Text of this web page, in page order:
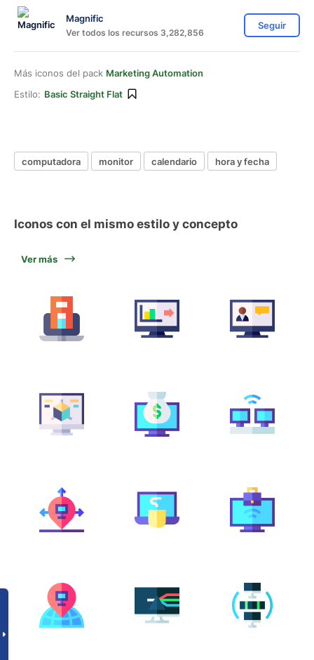
Magnific
Ver todos los recursos 3,282,856
Seguir
Más iconos del pack Marketing Automation
Estilo: Basic Straight Flat
computadora monitor calendario hora y fecha
Iconos con el mismo estilo y concepto
Ver más